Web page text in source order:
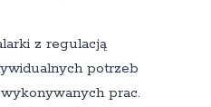
z regulacją
potrzeb
prac.